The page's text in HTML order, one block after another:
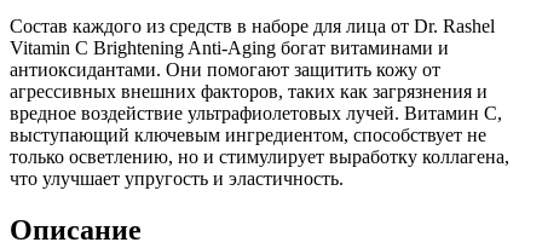
Состав каждого из средств в наборе для лица от Dr. Rashel
Vitamin C Brightening Anti-Aging богат витаминами и
антиоксидантами. Они помогают защитить кожу от
агрессивных внешних факторов, таких как загрязнения и
вредное воздействие ультрафиолетовых лучей. Витамин C,
выступающий ключевым ингредиентом, способствует не
только осветлению, но и стимулирует выработку коллагена,
что улучшает упругость и эластичность.
Описание